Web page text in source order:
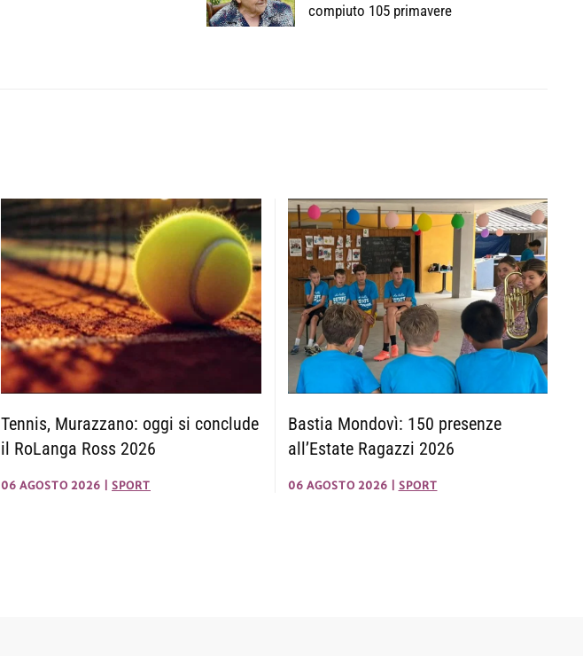
compiuto 105 primavere
Tennis, Murazzano: oggi si conclude
il RoLanga Ross 2026
06 AGOSTO 2026 SPORT
Bastia Mondovì: 150 presenze
all’Estate Ragazzi 2026
06 AGOSTO 2026 SPORT